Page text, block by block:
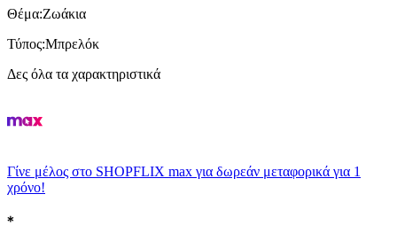
Θέμα:Ζωάκια
Τύπος:Μπρελόκ
Δες όλα τα χαρακτηριστικά
Γίνε μέλος στο SHOPFLIX max για δωρεάν μεταφορικά για 1
χρόνο!